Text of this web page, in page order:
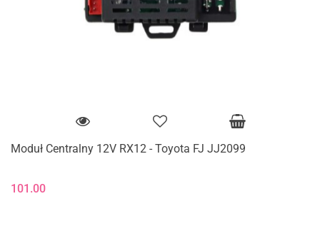
Moduł Centralny 12V RX12 - Toyota FJ JJ2099
101.00